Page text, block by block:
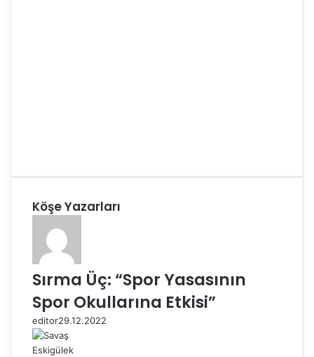
Köşe Yazarları
Sırma Üç: “Spor Yasasının
Spor Okullarına Etkisi”
editor29.12.2022